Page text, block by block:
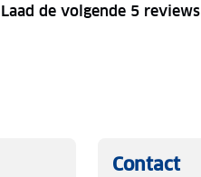
Laad de volgende 5 reviews
Contact